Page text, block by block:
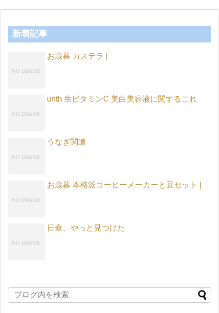
新着記事
お歳暮 カステラ |
unth 生ビタミンC 美白美容液に関するこれ
うなぎ関連
お歳暮 本格派コーヒーメーカーと豆セット |
日傘、やっと見つけた